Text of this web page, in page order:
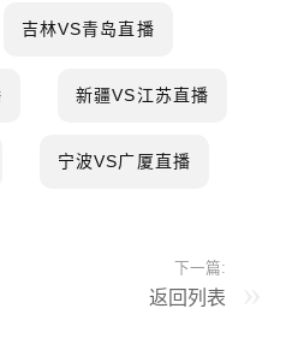
吉林VS青岛直播
新疆VS江苏直播
宁波VS广厦直播
下一篇:
返回列表